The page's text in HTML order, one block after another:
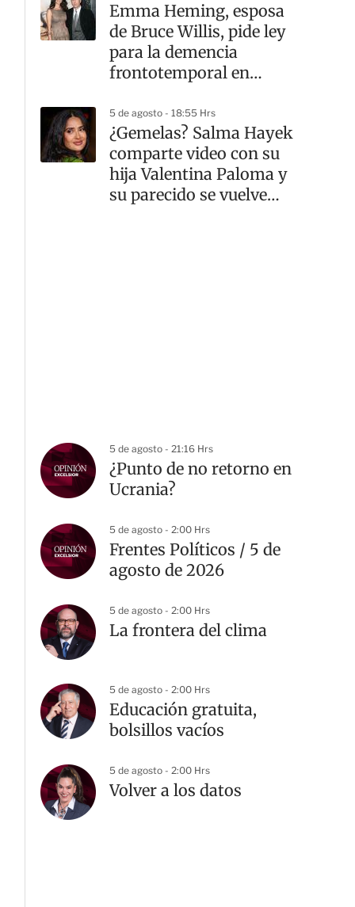
Emma Heming, esposa
de Bruce Willis, pide ley
para la demencia
frontotemporal en
5 de agosto - 18:55 Hrs
¿Gemelas? Salma Hayek
comparte video con su
hija Valentina Paloma y
su parecido se vuelve
5 de agosto - 21:16 Hrs
¿Punto de no retorno en
Ucrania?
5 de agosto - 2:00 Hrs
Frentes Políticos / 5 de
agosto de 2026
5 de agosto - 2:00 Hrs
La frontera del clima
5 de agosto - 2:00 Hrs
Educación gratuita,
bolsillos vacíos
5 de agosto - 2:00 Hrs
Volver a los datos